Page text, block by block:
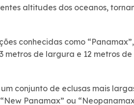
altitudes dos oceanos,
conhecidas como
metros de largura e 12 metros
conjunto de eclusas mais
Panamax” ou